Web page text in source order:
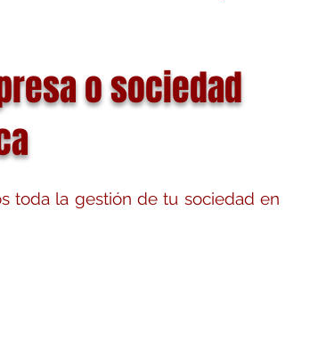
o sociedad
toda la gestión de tu sociedad en